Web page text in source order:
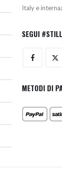
Italy e
SEGUI
METODI DI